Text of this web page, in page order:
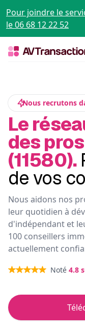
Pour joindre le
le 06 68 12 22 52
Nous recrutons
Le
des
(11580).
de vos
Nous aidons nos
leur quotidien à
d'indépendant et
100 conseillers
actuellement
Noté 4.8